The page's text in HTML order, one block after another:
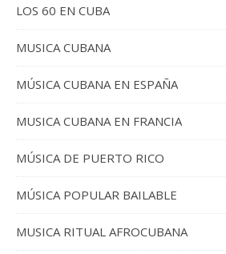
LOS 60 EN CUBA
MUSICA CUBANA
MÚSICA CUBANA EN ESPAÑA
MUSICA CUBANA EN FRANCIA
MÚSICA DE PUERTO RICO
MÚSICA POPULAR BAILABLE
MUSICA RITUAL AFROCUBANA